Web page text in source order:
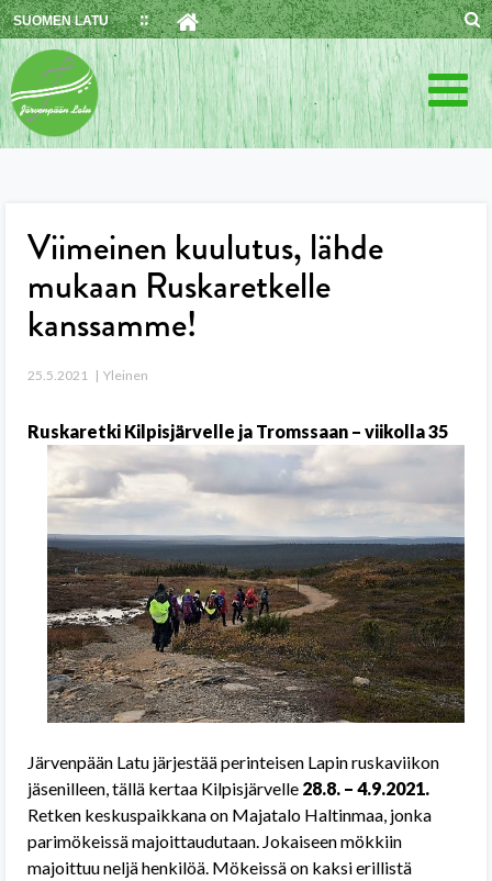
Skip
to
content
SUOMEN LATU
Viimeinen kuulutus, lähde
mukaan Ruskaretkelle
kanssamme!
25.5.2021 Yleinen
Ruskaretki Kilpisjärvelle ja Tromssaan – viikolla 35
Järvenpään Latu järjestää perinteisen Lapin ruskaviikon
jäsenilleen, tällä kertaa Kilpisjärvelle 28.8. – 4.9.2021.
Retken keskuspaikkana on Majatalo Haltinmaa, jonka
parimökeissä majoittaudutaan. Jokaiseen mökkiin
majoittuu neljä henkilöä. Mökeissä on kaksi erillistä